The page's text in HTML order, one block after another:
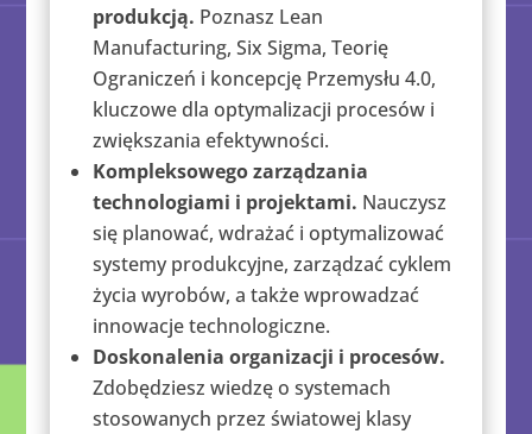
produkcją. Poznasz Lean
Manufacturing, Six Sigma, Teorię
Ograniczeń i koncepcję Przemysłu 4.0,
kluczowe dla optymalizacji procesów i
zwiększania efektywności.
Kompleksowego zarządzania
technologiami i projektami. Nauczysz
się planować, wdrażać i optymalizować
systemy produkcyjne, zarządzać cyklem
życia wyrobów, a także wprowadzać
innowacje technologiczne.
Doskonalenia organizacji i procesów.
Zdobędziesz wiedzę o systemach
stosowanych przez światowej klasy